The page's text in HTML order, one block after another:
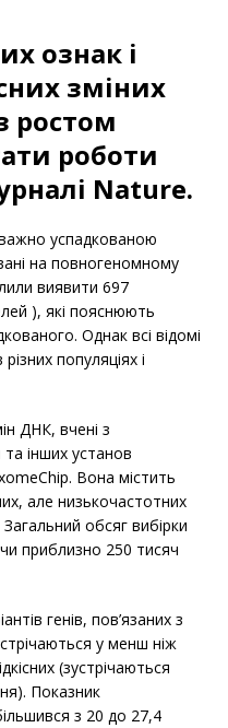
ознак і
зміних
ростом
роботи
Nature.
успадкованою
на повногеномному
виявити 697
), які пояснюють
Однак всі відомі
популяціях і
ДНК, вчені з
та інших установ
Вона містить
але низькочастотних
Загальний обсяг вибірки
приблизно 250 тисяч
генів, пов’язаних з
у менш ніж
(зустрічаються
Показник
з 20 до 27,4